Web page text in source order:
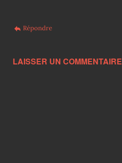
Répondre
LAISSER UN COMMENTAIRE